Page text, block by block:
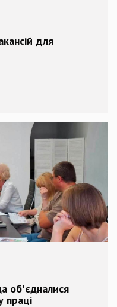
для
об'єдналися
праці